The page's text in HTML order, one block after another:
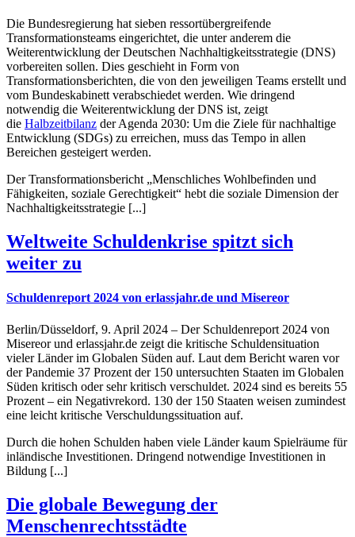
Die Bundesregierung hat sieben ressortübergreifende
Transformationsteams eingerichtet, die unter anderem die
Weiterentwicklung der Deutschen Nachhaltigkeitsstrategie (DNS)
vorbereiten sollen. Dies geschieht in Form von
Transformationsberichten, die von den jeweiligen Teams erstellt und
vom Bundeskabinett verabschiedet werden. Wie dringend
notwendig die Weiterentwicklung der DNS ist, zeigt
die Halbzeitbilanz der Agenda 2030: Um die Ziele für nachhaltige
Entwicklung (SDGs) zu erreichen, muss das Tempo in allen
Bereichen gesteigert werden.
Der Transformationsbericht „Menschliches Wohlbefinden und
Fähigkeiten, soziale Gerechtigkeit“ hebt die soziale Dimension der
Nachhaltigkeitsstrategie [...]
Weltweite Schuldenkrise spitzt sich
weiter zu
Schuldenreport 2024 von erlassjahr.de und Misereor
Berlin/Düsseldorf, 9. April 2024 – Der Schuldenreport 2024 von
Misereor und erlassjahr.de zeigt die kritische Schuldensituation
vieler Länder im Globalen Süden auf. Laut dem Bericht waren vor
der Pandemie 37 Prozent der 150 untersuchten Staaten im Globalen
Süden kritisch oder sehr kritisch verschuldet. 2024 sind es bereits 55
Prozent – ein Negativrekord. 130 der 150 Staaten weisen zumindest
eine leicht kritische Verschuldungssituation auf.
Durch die hohen Schulden haben viele Länder kaum Spielräume für
inländische Investitionen. Dringend notwendige Investitionen in
Bildung [...]
Die globale Bewegung der
Menschenrechtsstädte